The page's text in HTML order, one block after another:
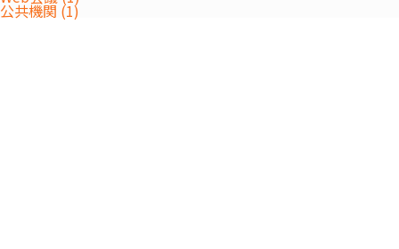
公共機関 (1)